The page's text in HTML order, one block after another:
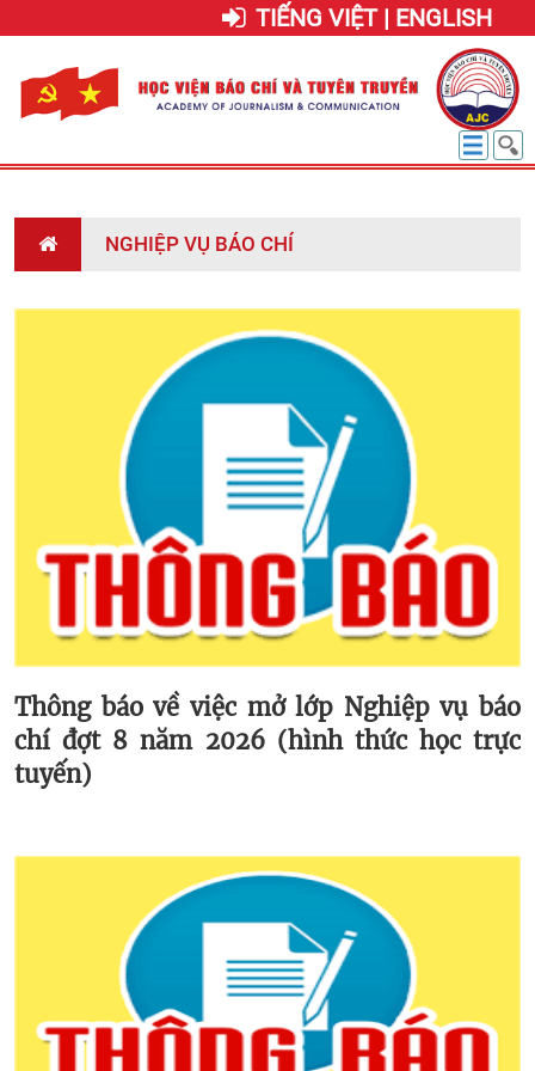
TIẾNG VIỆT | ENGLISH
NGHIỆP VỤ BÁO CHÍ
Thông báo về việc mở lớp Nghiệp vụ báo
chí đợt 8 năm 2026 (hình thức học trực
tuyến)